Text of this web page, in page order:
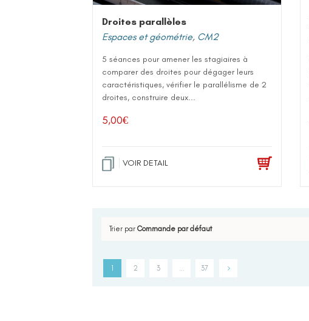
Droites parallèles
Espaces et géométrie, CM2
5 séances pour amener les stagiaires à
comparer des droites pour dégager leurs
caractéristiques, vérifier le parallélisme de 2
droites, construire deux...
5,00€
VOIR DETAIL
Trier par Commande par défaut
1 2 3 … 37